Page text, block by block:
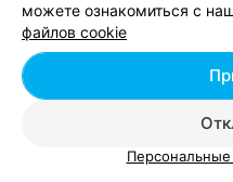
Обработка
© 2026 ООО «Артокс Лаб», УНП
|
можете ознакомиться с
файлов cookie